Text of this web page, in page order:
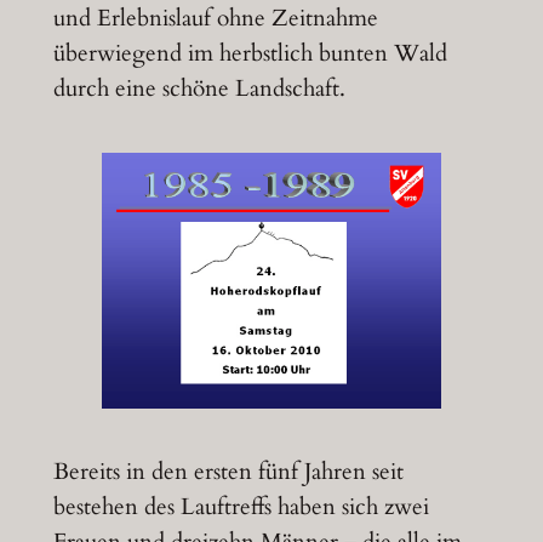
und Erlebnislauf ohne Zeitnahme
überwiegend im herbstlich bunten Wald
durch eine schöne Landschaft.
Bereits in den ersten fünf Jahren seit
bestehen des Lauftreffs haben sich zwei